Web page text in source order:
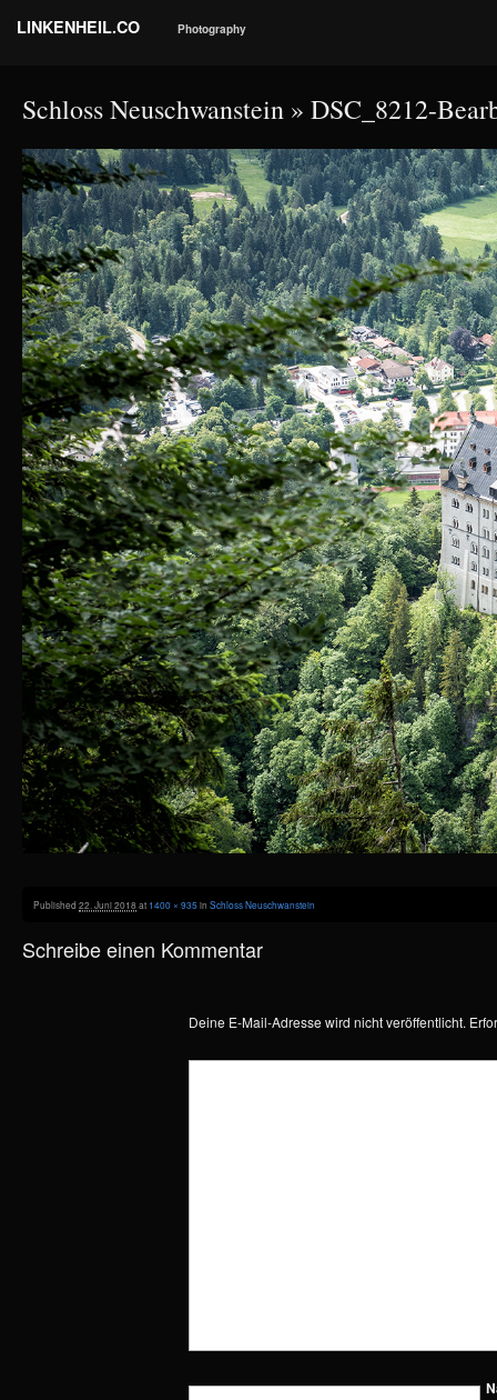
LINKENHEIL.CO Photography
Schloss Neuschwanstein » DSC_8212-
Published 22. Juni 2018at 1400 × 935in Schloss Neuschwanstein
Schreibe einen Kommentar
Deine E-Mail-Adresse wird nicht veröffentlicht.